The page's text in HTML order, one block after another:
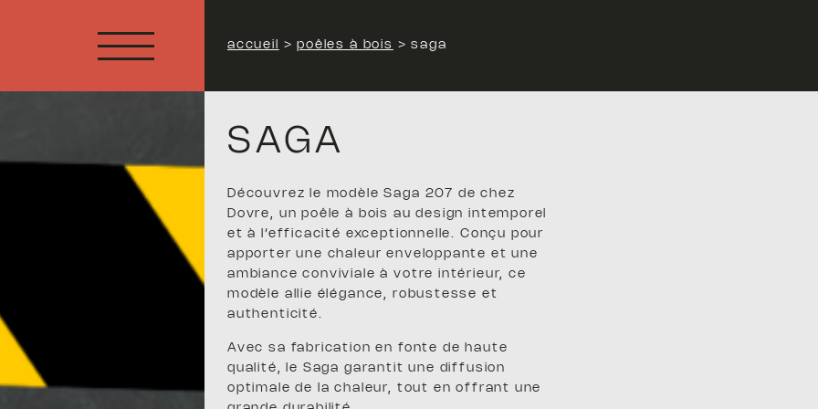
accueil >poêles à bois >saga
SAGA
Découvrez le modèle Saga 207 de chez
Dovre, un poêle à bois au design intemporel
et à l’efficacité exceptionnelle. Conçu pour
apporter une chaleur enveloppante et une
ambiance conviviale à votre intérieur, ce
modèle allie élégance, robustesse et
authenticité.
Avec sa fabrication en fonte de haute
qualité, le Saga garantit une diffusion
optimale de la chaleur, tout en offrant une